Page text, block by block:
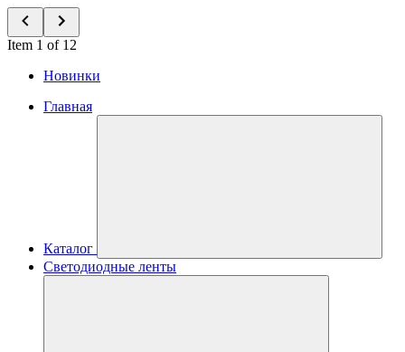
Item 1 of 12
Новинки
Главная
Каталог
Светодиодные ленты